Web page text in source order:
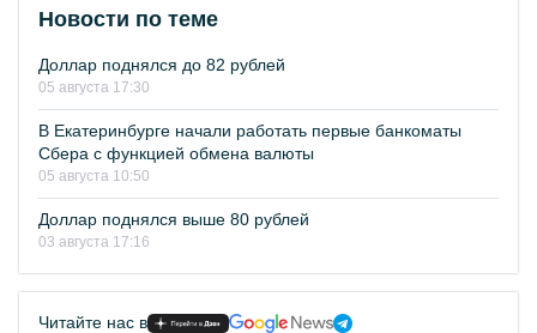
Новости по теме
Доллар поднялся до 82 рублей
05 августа 17:30
В Екатеринбурге начали работать первые банкоматы
Сбера с функцией обмена валюты
05 августа 10:50
Доллар поднялся выше 80 рублей
03 августа 17:16
Читайте нас в